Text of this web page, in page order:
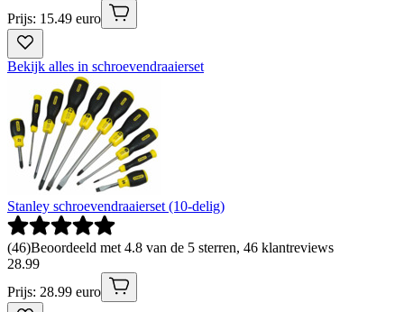
Prijs: 15.49 euro
Bekijk alles in schroevendraaierset
Stanley schroevendraaierset (10-delig)
(46)Beoordeeld met 4.8 van de 5 sterren, 46 klantreviews
28.99
Prijs: 28.99 euro